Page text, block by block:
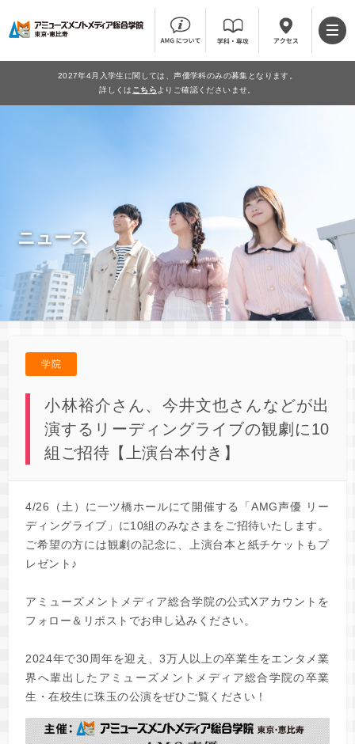
2027年4月入学生に関しては、声優学科のみの募集となります。
詳しくは こちら よりご確認くださいませ。
ニュース
学院
小林裕介さん、今井文也さんなどが出
演するリーディングライブの観劇に10
組ご招待【上演台本付き】
4/26（土）に一ツ橋ホールにて開催する「AMG声優 リー
ディングライブ」に10組のみなさまをご招待いたします。
ご希望の方には観劇の記念に、上演台本と紙チケットもプ
レゼント♪
アミューズメントメディア総合学院の公式Xアカウントを
フォロー＆リポストでお申し込みください。
2024年で30周年を迎え、3万人以上の卒業生をエンタメ業
界へ輩出したアミューズメントメディア総合学院の卒業
生・在校生に珠玉の公演をぜひご覧ください！